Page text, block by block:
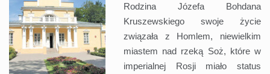
Rodzina Józefa Bohdana
Kruszewskiego swoje życie
związała z Homlem, niewielkim
miastem nad rzeką Soż, które w
imperialnej Rosji miało status